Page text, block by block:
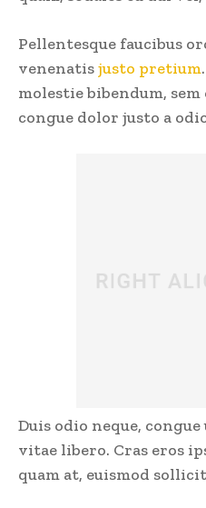
Pellentesque faucibus
venenatisjusto pretium
molestie bibendum,
congue dolor justo a
Duis odio neque,
vitae libero. Cras eros
quam at, euismod